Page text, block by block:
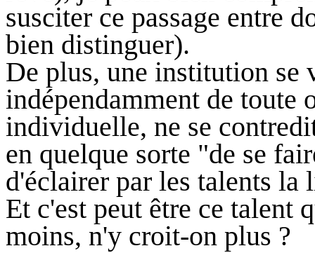
susciter ce passage entre
bien distinguer).
De plus, une institution se
indépendamment de toute
individuelle, ne se
en quelque sorte "de se
d'éclairer par les talents
Et c'est peut être ce talent
moins, n'y croit-on plus ?